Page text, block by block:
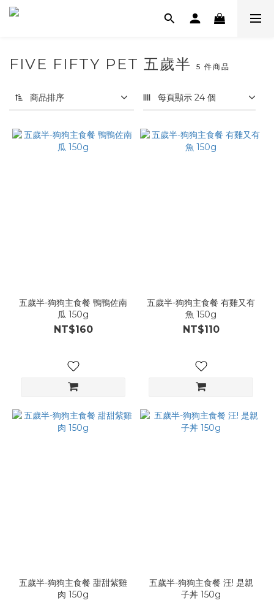
FIVE FIFTY PET 五歲半 5 件商品
商品排序 每頁顯示 24 個
五歲半-狗狗主食餐 鴨鴨佐南
瓜 150g
NT$160
五歲半-狗狗主食餐 有雞又有
魚 150g
NT$110
五歲半-狗狗主食餐 甜甜紫雞
肉 150g
五歲半-狗狗主食餐 汪! 是親
子丼 150g